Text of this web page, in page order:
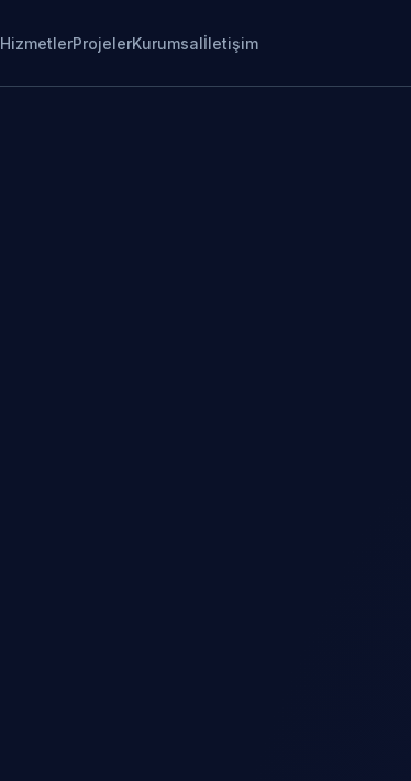
HizmetlerProjelerKurumsalİletişim